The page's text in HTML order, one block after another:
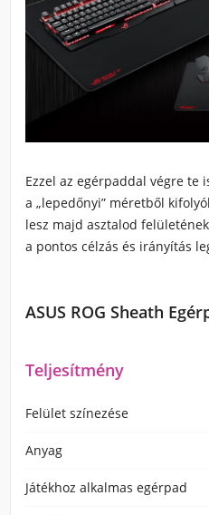
Ezzel az egérpaddal végre te
a „lepedőnyi” méretből
lesz majd asztalod
a pontos célzás és irányítás
ASUS ROG Sheath
Teljesítmény
Felület színezése
Anyag
Játékhoz alkalmas egérpad